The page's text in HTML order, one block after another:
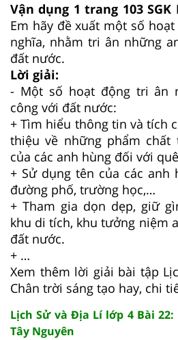
Vận dụng 1 trang 103
Em hãy đề xuất một số
nghĩa, nhằm tri ân những
đất nước.
Lời giải:
- Một số hoạt động tri ân
công với đất nước:
+ Tìm hiểu thông tin và tích
thiệu về những phẩm chất
của các anh hùng đối với
+ Sử dụng tên của các anh
đường phố, trường học,…
+ Tham gia dọn dẹp, giữ
khu di tích, khu tưởng niệm
đất nước.
+ …
Xem thêm lời giải bài tập
Chân trời sáng tạo hay, chi
Lịch Sử và Địa Lí lớp 4 Bài
Tây Nguyên